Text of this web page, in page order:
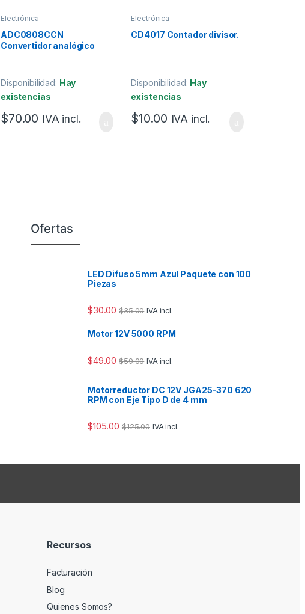
Electrónica
ADC0808CCN
Convertidor analógico
Disponibilidad: Hay
existencias
$70.00 IVA incl.
Electrónica
CD4017 Contador divisor.
Disponibilidad: Hay
existencias
$10.00 IVA incl.
Ofertas
LED Difuso 5mm Azul Paquete con 100
Piezas
$30.00 $35.00 IVA incl.
Motor 12V 5000 RPM
$49.00 $59.00 IVA incl.
Motorreductor DC 12V JGA25-370 620
RPM con Eje Tipo D de 4 mm
$105.00 $125.00 IVA incl.
Recursos
Facturación
Blog
Quienes Somos?